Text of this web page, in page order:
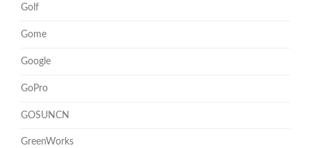
Golf
Gome
Google
GoPro
GOSUNCN
GreenWorks